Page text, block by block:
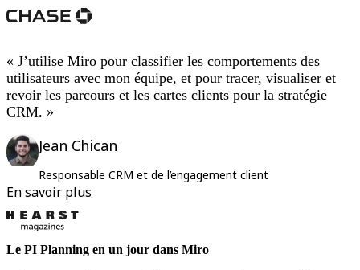
Le PI Planning en un jour dans Miro
« J’utilise Miro pour classifier les comportements des
utilisateurs avec mon équipe, et pour tracer, visualiser et
revoir les parcours et les cartes clients pour la stratégie
CRM. »
Jean Chican
Responsable CRM et de l’engagement client
En savoir plus